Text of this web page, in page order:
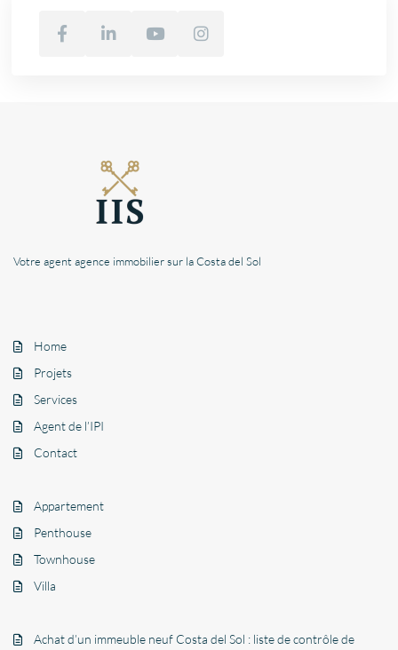
Votre agent agence immobilier sur la Costa del Sol
Home
Projets
Services
Agent de l’IPI
Contact
Appartement
Penthouse
Townhouse
Villa
Achat d’un immeuble neuf Costa del Sol : liste de contrôle de